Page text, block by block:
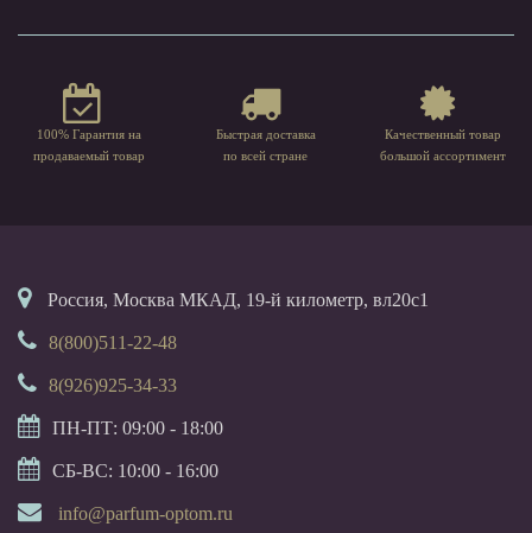
100% Гарантия на
продаваемый товар
Быстрая доставка
по всей стране
Качественный товар
большой ассортимент
Россия, Москва МКАД, 19-й километр, вл20с1
8(800)511-22-48
8(926)925-34-33
ПН-ПТ: 09:00 - 18:00
СБ-ВС: 10:00 - 16:00
info@parfum-optom.ru